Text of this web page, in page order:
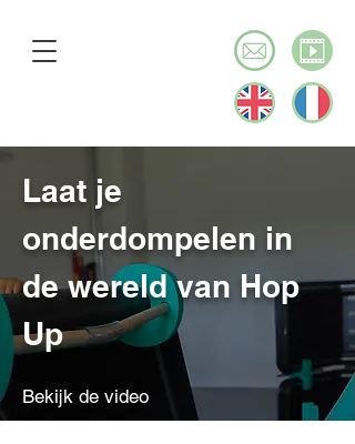
Laat je
onderdompelen in
de wereld van Hop
Up
Bekijk de video